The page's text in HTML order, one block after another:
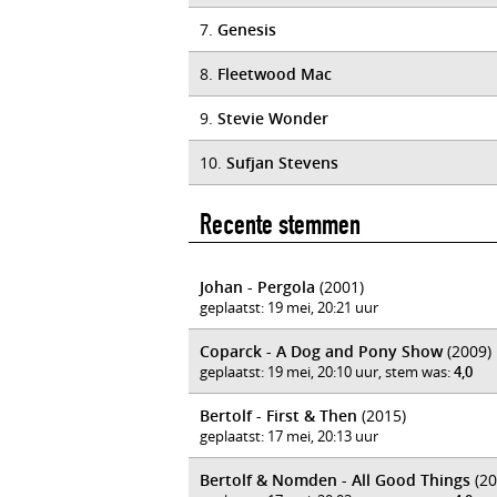
7. Genesis
8. Fleetwood Mac
9. Stevie Wonder
10. Sufjan Stevens
Recente stemmen
Johan - Pergola (2001)
geplaatst: 19 mei, 20:21 uur
Coparck - A Dog and Pony Show(2009)
geplaatst: 19 mei, 20:10 uur, stem was:4,0
Bertolf - First & Then (2015)
geplaatst: 17 mei, 20:13 uur
Bertolf & Nomden - All Good Things